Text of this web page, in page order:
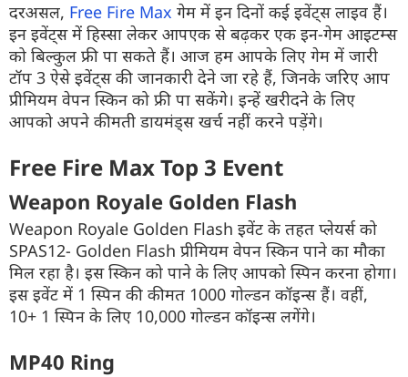
दरअसल, Free Fire Max गेम में इन दिनों कई इवेंट्स लाइव हैं।
इन इवेंट्स में हिस्सा लेकर आपएक से बढ़कर एक इन-गेम आइटम्स
को बिल्कुल फ्री पा सकते हैं। आज हम आपके लिए गेम में जारी
टॉप 3 ऐसे इवेंट्स की जानकारी देने जा रहे हैं, जिनके जरिए आप
प्रीमियम वेपन स्किन को फ्री पा सकेंगे। इन्हें खरीदने के लिए
आपको अपने कीमती डायमंड्स खर्च नहीं करने पड़ेंगे।
Free Fire Max Top 3 Event
Weapon Royale Golden Flash
Weapon Royale Golden Flash इवेंट के तहत प्लेयर्स को
SPAS12- Golden Flash प्रीमियम वेपन स्किन पाने का मौका
मिल रहा है। इस स्किन को पाने के लिए आपको स्पिन करना होगा।
इस इवेंट में 1 स्पिन की कीमत 1000 गोल्डन कॉइन्स हैं। वहीं,
10+ 1 स्पिन के लिए 10,000 गोल्डन कॉइन्स लगेंगे।
MP40 Ring